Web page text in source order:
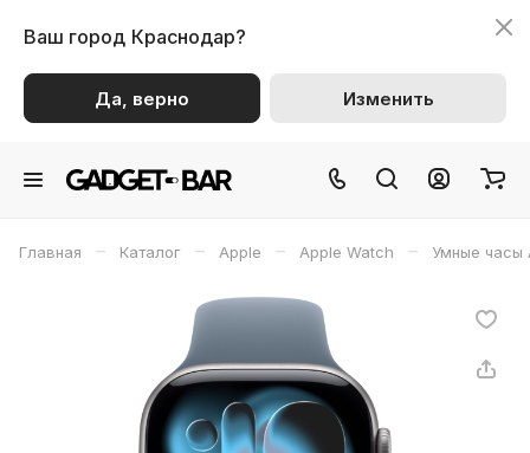
Ваш город Краснодар?
Да, верно Изменить
Главная – Каталог – Apple – Apple Watch – Умные часы